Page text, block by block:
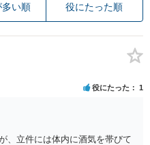
多い順 役にたった順
役にたった 1
、立件には体内に酒気を帯びて